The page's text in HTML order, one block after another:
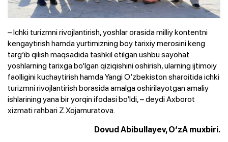
– Ichki turizmni rivojlantirish, yoshlar orasida milliy kontentni
kengaytirish hamda yurtimizning boy tarixiy merosini keng
targ‘ib qilish maqsadida tashkil etilgan ushbu sayohat
yoshlarning tarixga bo‘lgan qiziqishini oshirish, ularning ijtimoiy
faolligini kuchaytirish hamda Yangi O‘zbekiston sharoitida ichki
turizmni rivojlantirish borasida amalga oshirilayotgan amaliy
ishlarining yana bir yorqin ifodasi bo‘ldi, – deydi Axborot
xizmati rahbari Z.Xojamuratova.
Dovud Abibullayev, O‘zA muxbiri.